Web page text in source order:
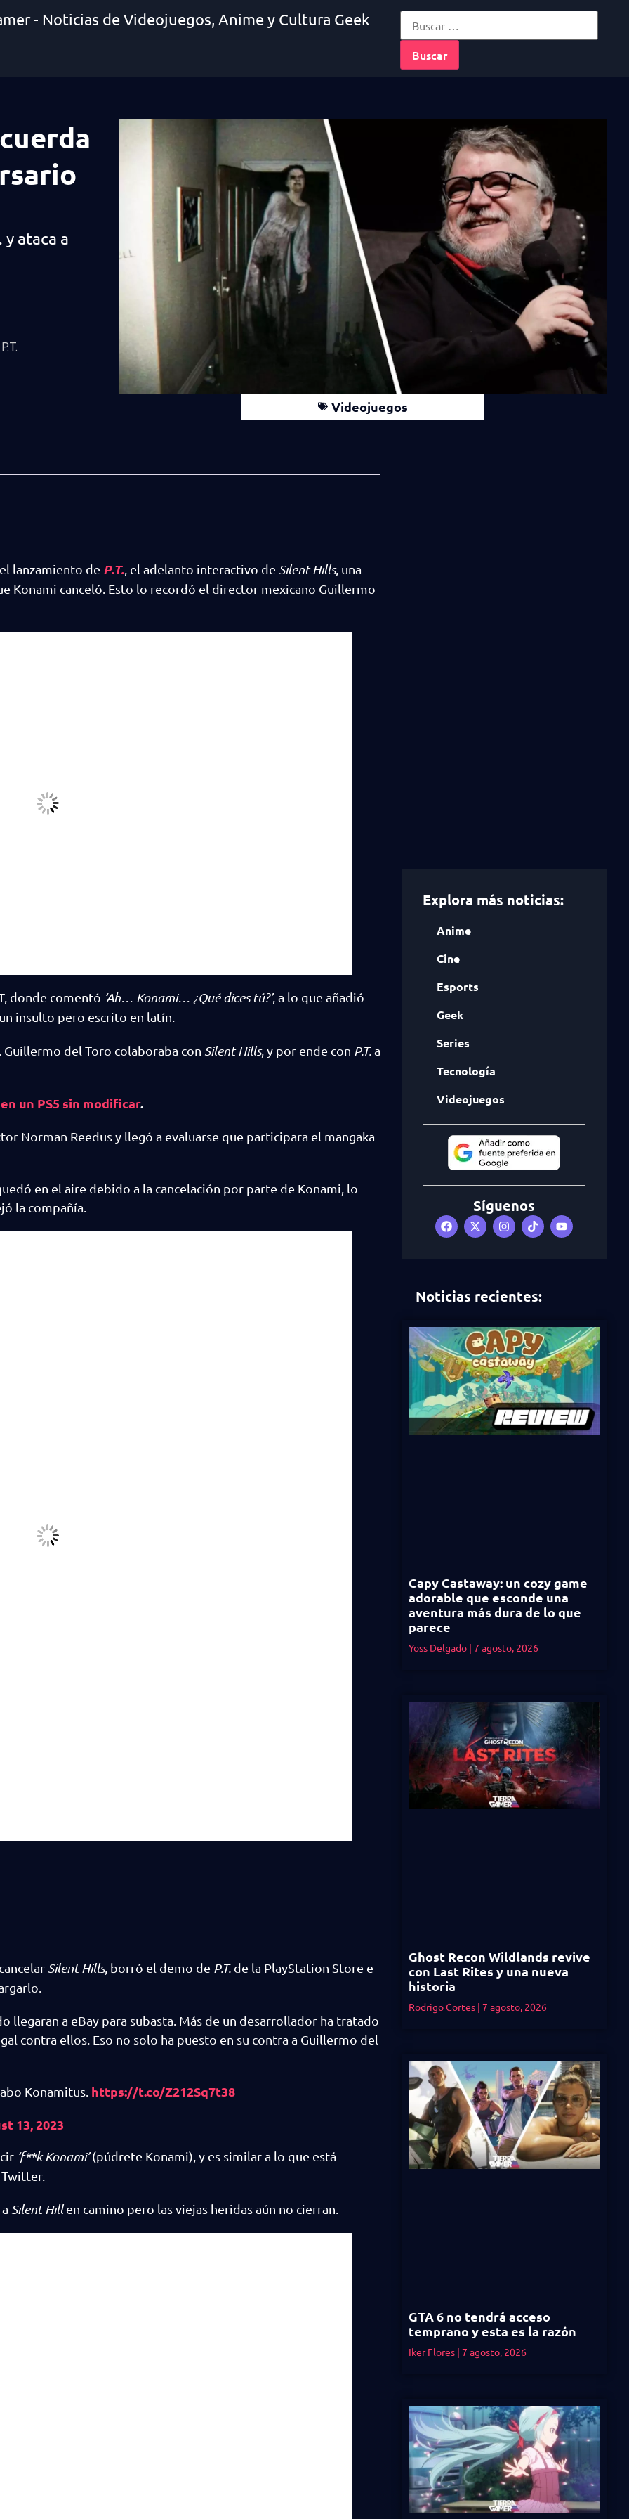
- Noticias de Videojuegos, Anime y Cultura Geek
ataca a
Videojuegos
lanzamiento de P.T. , el adelanto interactivo de Silent Hills, una
Konami canceló. Esto lo recordó el director mexicano Guillermo
donde comentó ‘Ah… Konami… ¿Qué dices tú?’, a lo que añadió
insulto pero escrito en latín.
Guillermo del Toro colaboraba con Silent Hills, y por ende con P.T.a
un PS5 sin modificar.
Norman Reedus y llegó a evaluarse que participara el mangaka
en el aire debido a la cancelación por parte de Konami, lo
la compañía.
Silent Hills, borró el demo de P.T. de la PlayStation Store e
llegaran a eBay para subasta. Más de un desarrollador ha tratado
contra ellos. Eso no solo ha puesto en su contra a Guillermo del
Konamitus. https://t.co/Z212Sq7t38
13, 2023
‘f**k Konami’(púdrete Konami), y es similar a lo que está
Silent Hillen camino pero las viejas heridas aún no cierran.
Explora más noticias:
Anime
Cine
Esports
Geek
Series
Tecnología
Videojuegos
Síguenos
Noticias recientes:
Capy Castaway: un cozy game
adorable que esconde una
aventura más dura de lo que
parece
Yoss Delgado 7 agosto, 2026
Ghost Recon Wildlands revive
con Last Rites y una nueva
historia
Rodrigo Cortes 7 agosto, 2026
GTA 6 no tendrá acceso
temprano y esta es la razón
Iker Flores 7 agosto, 2026